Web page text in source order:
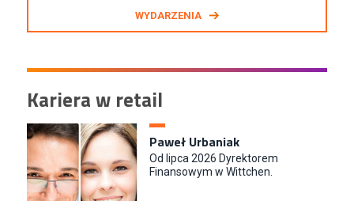
WYDARZENIA
Kariera w retail
Paweł Urbaniak
Od lipca 2026 Dyrektorem
Finansowym w Wittchen.